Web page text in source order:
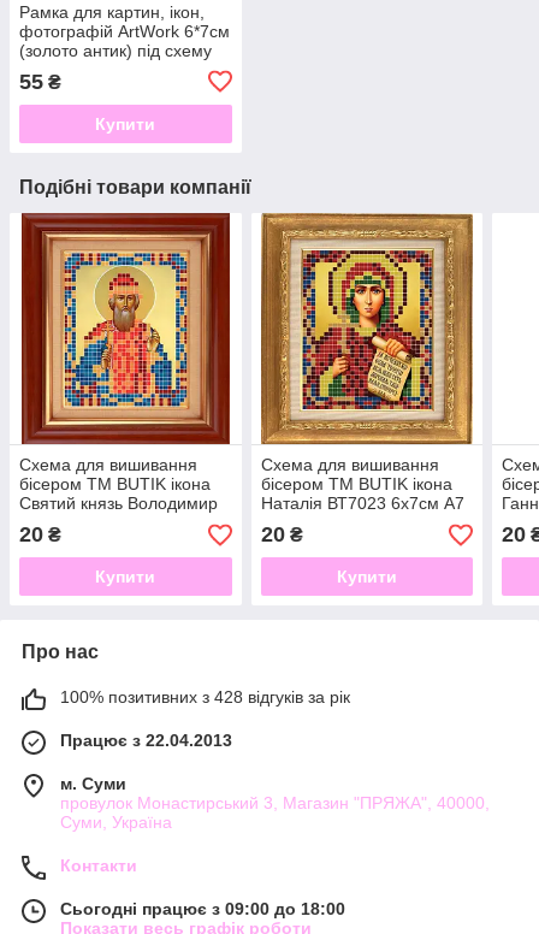
Рамка для картин, ікон,
фотографій ArtWork 6*7см
(золото антик) під схему
вишивки бісером, нитками
55 ₴
Купити
Подібні товари компанії
Схема для вишивання
бісером ТМ BUTIK ікона
Святий князь Володимир
ВТ7018 6х7см А7 Атлас
20 ₴
Купити
Схема для вишивання
бісером ТМ BUTIK ікона
Наталія ВТ7023 6х7см А7
Атлас
20₴
Купити
20
Про нас
100% позитивних з 428 відгуків за рік
Працює з 22.04.2013
м. Суми
провулок Монастирський 3, Магазин "ПРЯЖА", 40000,
Суми, Україна
Контакти
Сьогодні працює з 09:00 до 18:00
Показати весь графік роботи